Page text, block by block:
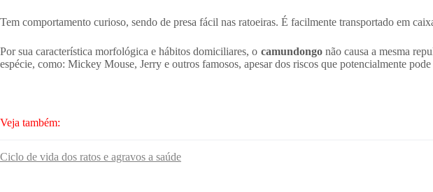
Tem comportamento curioso, sendo de presa fácil nas ratoeiras. É facilmente transportado em
Por sua característica morfológica e hábitos domiciliares, o camundongonão causa a mesma
espécie, como: Mickey Mouse, Jerry e outros famosos, apesar dos riscos que potencialmente pode
Veja também:
Ciclo de vida dos ratos e agravos a saúde